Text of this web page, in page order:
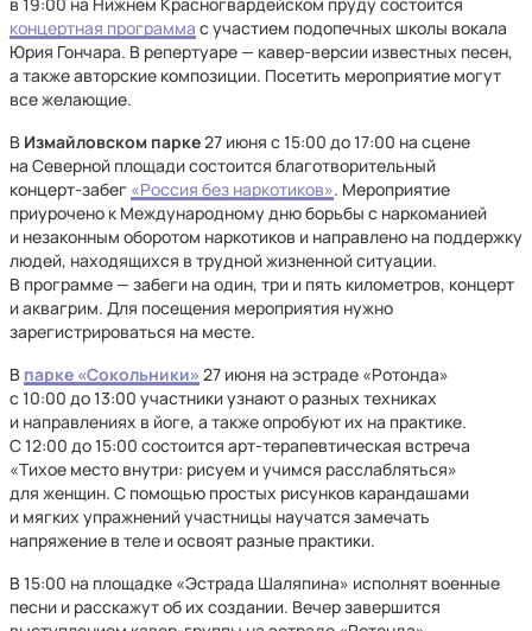
концертная программа с участием подопечных школы вокала
Юрия Гончара. В репертуаре — кавер-версии известных песен,
а также авторские композиции. Посетить мероприятие могут
все желающие.
В Измайловском парке27 июня с 15:00 до 17:00 на сцене
на Северной площади состоится благотворительный
концерт‑забег «Россия без наркотиков». Мероприятие
приурочено к Международному дню борьбы с наркоманией
и незаконным оборотом наркотиков и направлено на поддержку
людей, находящихся в трудной жизненной ситуации.
В программе — забеги на один, три и пять километров, концерт
и аквагрим. Для посещения мероприятия нужно
зарегистрироваться на месте.
В парке «Сокольники» 27 июня на эстраде «Ротонда»
с 10:00 до 13:00 участники узнают о разных техниках
и направлениях в йоге, а также опробуют их на практике.
С 12:00 до 15:00 состоится арт-терапевтическая встреча
«Тихое место внутри: рисуем и учимся расслабляться»
для женщин. С помощью простых рисунков карандашами
и мягких упражнений участницы научатся замечать
напряжение в теле и освоят разные практики.
В 15:00 на площадке «Эстрада Шаляпина» исполнят военные
песни и расскажут об их создании. Вечер завершится